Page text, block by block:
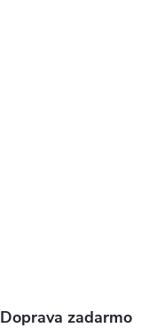
Doprava zadarmo